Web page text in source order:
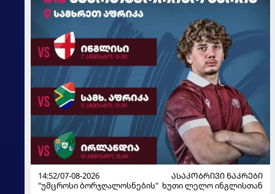
14:52/07-08-2026
ᲐᲡᲐᲙᲝᲑᲠᲘᲕᲘ ᲜᲐᲙᲠᲔᲑᲘ
"უმცროსი ბორჯღალოსნების" ხუთი ლელო ინგლისთან